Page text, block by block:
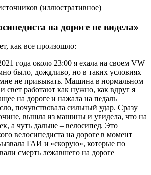
(иллюстративное)
на дороге не видела»
как все произошло:
года около 23:00 я ехала на своем VW
было, дождливо, но в таких условиях
мне не привыкать. Машина в нормальном
свет работают как нужно, как вдруг я
на дороге и нажала на педаль
почувствовала сильный удар. Сразу
вышла из машины и увидела, что на
а чуть дальше – велосипед. Это
велосипедиста на дороге в момент
ГАИ и «скорую», которые по
смерть лежавшего на дороге